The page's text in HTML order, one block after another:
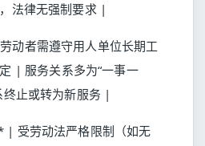
法律无强制要求 |
动者需遵守用人单位长期工
| 服务关系多为“一事一
终止或转为新服务 |
受劳动法严格限制（如无